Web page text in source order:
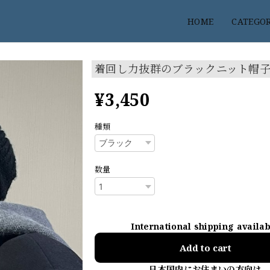
HOME
着回し力抜群のブラックニット帽
¥3,450
種類
数量
International shipping
Add to cart